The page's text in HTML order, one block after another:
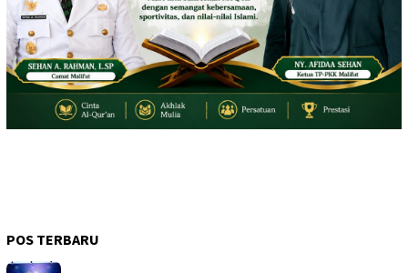
POS TERBARU